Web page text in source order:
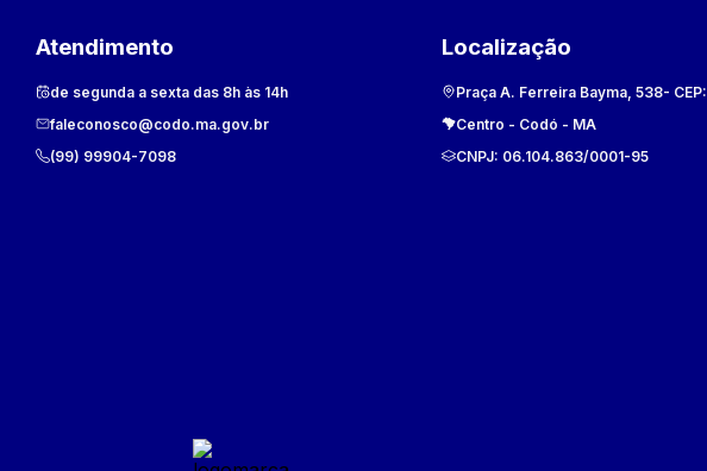
Atendimento
de segunda a sexta das 8h às 14h
faleconosco@codo.ma.gov.br
(99) 99904-7098
Localização
Praça A. Ferreira Bayma, 538- CEP:
Centro - Codó - MA
CNPJ: 06.104.863/0001-95